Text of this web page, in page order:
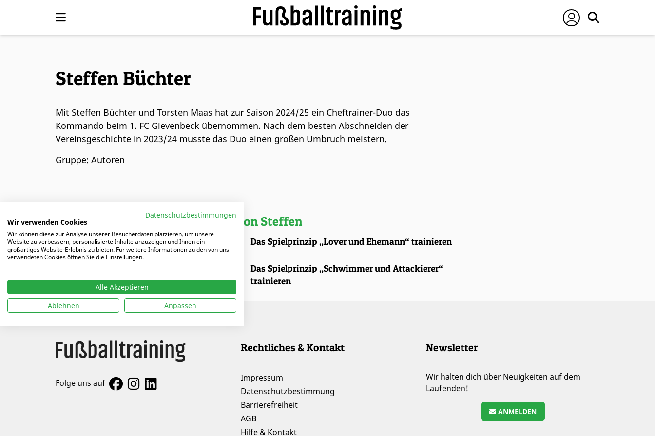
Steffen Büchter
Mit Steffen Büchter und Torsten Maas hat zur Saison 2024/25 ein Cheftrainer-Duo das
Kommando beim 1. FC Gievenbeck übernommen. Nach dem besten Abschneiden der
Vereinsgeschichte in 2023/24 musste das Duo einen großen Umbruch meistern.
Gruppe: Autoren
Artikel von Steffen
10.02.2026 | Das Spielprinzip „Lover und Ehemann“ trainieren
Das Spielprinzip „Schwimmer und Attackierer“
trainieren
Folge uns auf
Rechtliches & Kontakt
Impressum
Datenschutzbestimmung
Barrierefreiheit
AGB
Hilfe & Kontakt
Newsletter
Wir halten dich über Neuigkeiten auf dem
Laufenden!
ANMELDEN
Datenschutzbestimmungen
Wir verwenden Cookies
Wir können diese zur Analyse unserer Besucherdaten platzieren, um unsere
Website zu verbessern, personalisierte Inhalte anzuzeigen und Ihnen ein
großartiges Website-Erlebnis zu bieten. Für weitere Informationen zu den von uns
verwendeten Cookies öffnen Sie die Einstellungen.
Alle Akzeptieren
Ablehnen
Anpassen